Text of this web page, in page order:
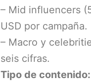
– Mid influencers
USD por campaña.
– Macro y
seis cifras.
Tipo de contenido: